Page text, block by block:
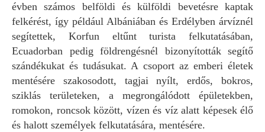
évben számos belföldi és külföldi bevetésre kaptak
felkérést, így például Albániában és Erdélyben árvíznél
segítettek, Korfun eltűnt turista felkutatásában,
Ecuadorban pedig földrengésnél bizonyították segítő
szándékukat és tudásukat. A csoport az emberi életek
mentésére szakosodott, tagjai nyílt, erdős, bokros,
sziklás területeken, a megrongálódott épületekben,
romokon, roncsok között, vízen és víz alatt képesek élő
és halott személyek felkutatására, mentésére.